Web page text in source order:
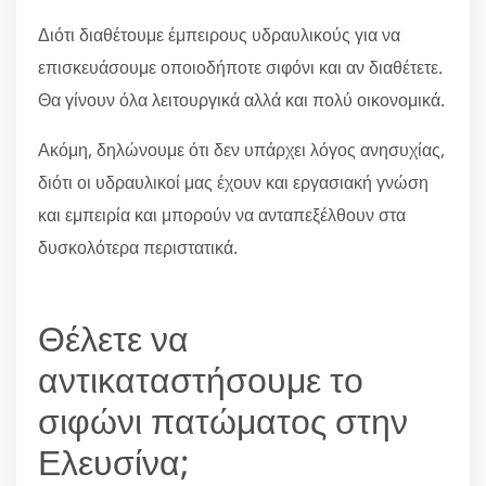
Διότι διαθέτουμε έμπειρους υδραυλικούς για να
επισκευάσουμε οποιοδήποτε σιφόνι και αν διαθέτετε.
Θα γίνουν όλα λειτουργικά αλλά και πολύ οικονομικά.
Ακόμη, δηλώνουμε ότι δεν υπάρχει λόγος ανησυχίας,
διότι οι υδραυλικοί μας έχουν και εργασιακή γνώση
και εμπειρία και μπορούν να ανταπεξέλθουν στα
δυσκολότερα περιστατικά.
Θέλετε να
αντικαταστήσουμε το
σιφώνι πατώματος στην
Ελευσίνα;